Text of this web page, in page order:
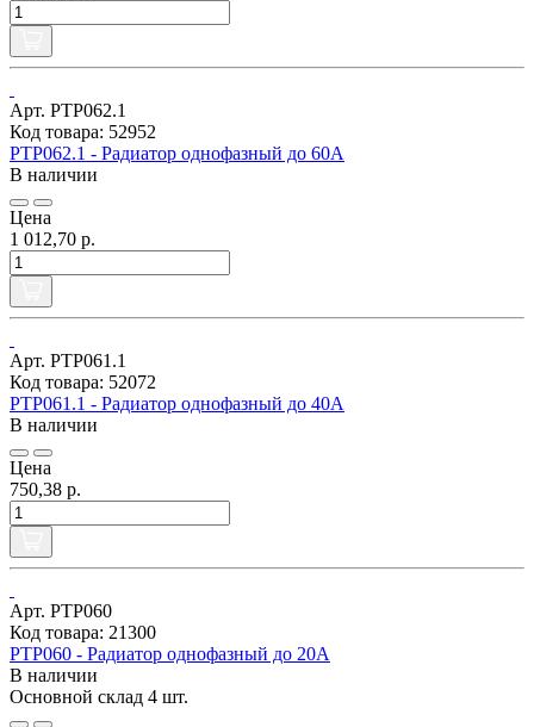
Арт. РТР062.1
Код товара: 52952
РТР062.1 - Радиатор однофазный до 60А
В наличии
Цена
1 012,70 р.
Арт. РТР061.1
Код товара: 52072
РТР061.1 - Радиатор однофазный до 40А
В наличии
Цена
750,38 р.
Арт. РТР060
Код товара: 21300
РТР060 - Радиатор однофазный до 20А
В наличии
Основной склад 4 шт.